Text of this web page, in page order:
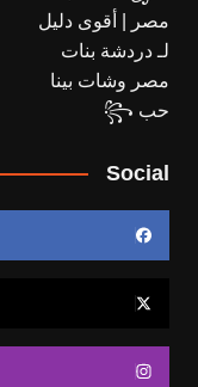
Social